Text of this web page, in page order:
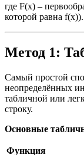
где F(x) –
которой равна f(x)).
Метод 1:
Самый простой
неопределённых
табличной или
строку.
Основные
Функция